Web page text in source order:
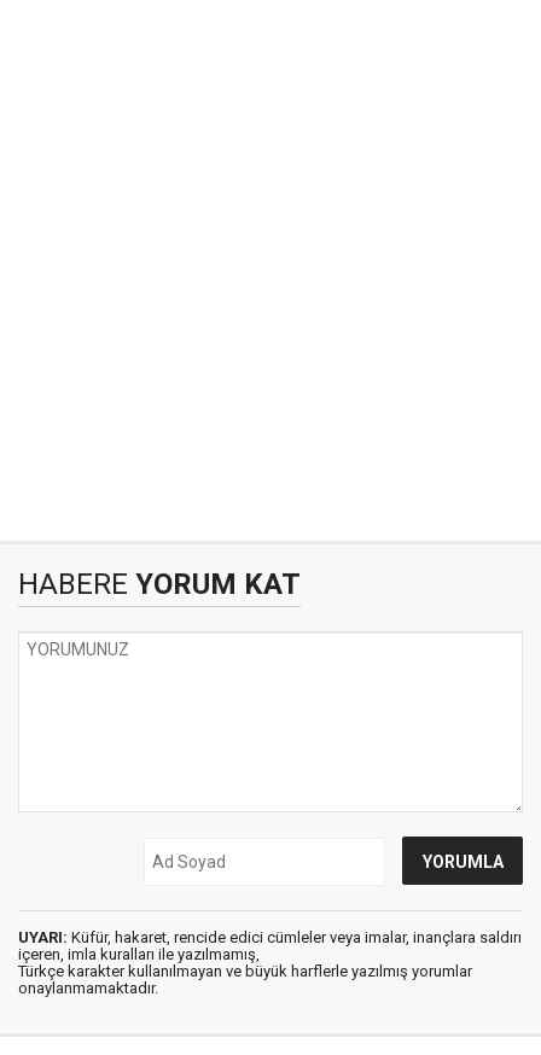
HABERE YORUM KAT
UYARI: Küfür, hakaret, rencide edici cümleler veya imalar, inançlara saldırı
içeren, imla kuralları ile yazılmamış,
Türkçe karakter kullanılmayan ve büyük harflerle yazılmış yorumlar
onaylanmamaktadır.